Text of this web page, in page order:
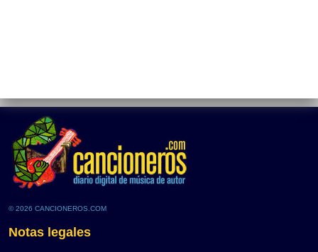
© 2026 CANCIONEROS.COM
Notas legales